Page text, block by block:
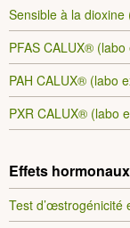
Sensible à la dioxine
PFAS CALUX®
PAH CALUX® (labo
PXR CALUX® (labo
Effets hormonaux
Test d’œstrogénicité